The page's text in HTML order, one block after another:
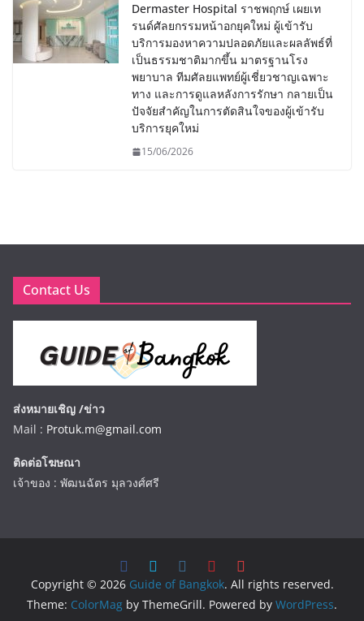
Dermaster Hospital ราชพฤกษ์ เผยเท
รนด์ศัลยกรรมหน้าอกยุคใหม่ ผู้เข้ารับ
บริการมองหาความปลอดภัยและผลลัพธ์ที่
เป็นธรรมชาติมากขึ้น มาตรฐานโรง
พยาบาล ทีมศัลยแพทย์ผู้เชี่ยวชาญเฉพาะ
ทาง และการดูแลหลังการรักษา กลายเป็น
ปัจจัยสำคัญในการตัดสินใจของผู้เข้ารับ
บริการยุคใหม่
15/06/2026
Contact Us
ส่งหมายเชิญ /ข่าว
Mail : Protuk.m@gmail.com
ติดต่อโฆษณา
เจ้าของ : พัฒนฉัตร มุลวงศ์ศรี
Copyright © 2026 Guide of Bangkok. All rights reserved.
Theme: ColorMag by ThemeGrill. Powered by WordPress.